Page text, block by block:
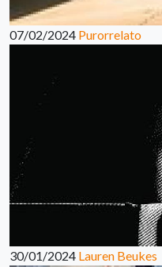
07/02/2024 Purorrelato
30/01/2024 Lauren Beukes